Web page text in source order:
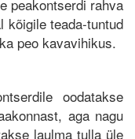
peakontserdi rahva
kõigile teada-tuntud
peo kavavihikus.
oodatakse
aga nagu
laulma tulla üle